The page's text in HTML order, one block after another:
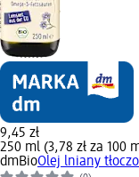
9,45 zł
250 ml (3,78 zł za 100
dmBioOlej lniany